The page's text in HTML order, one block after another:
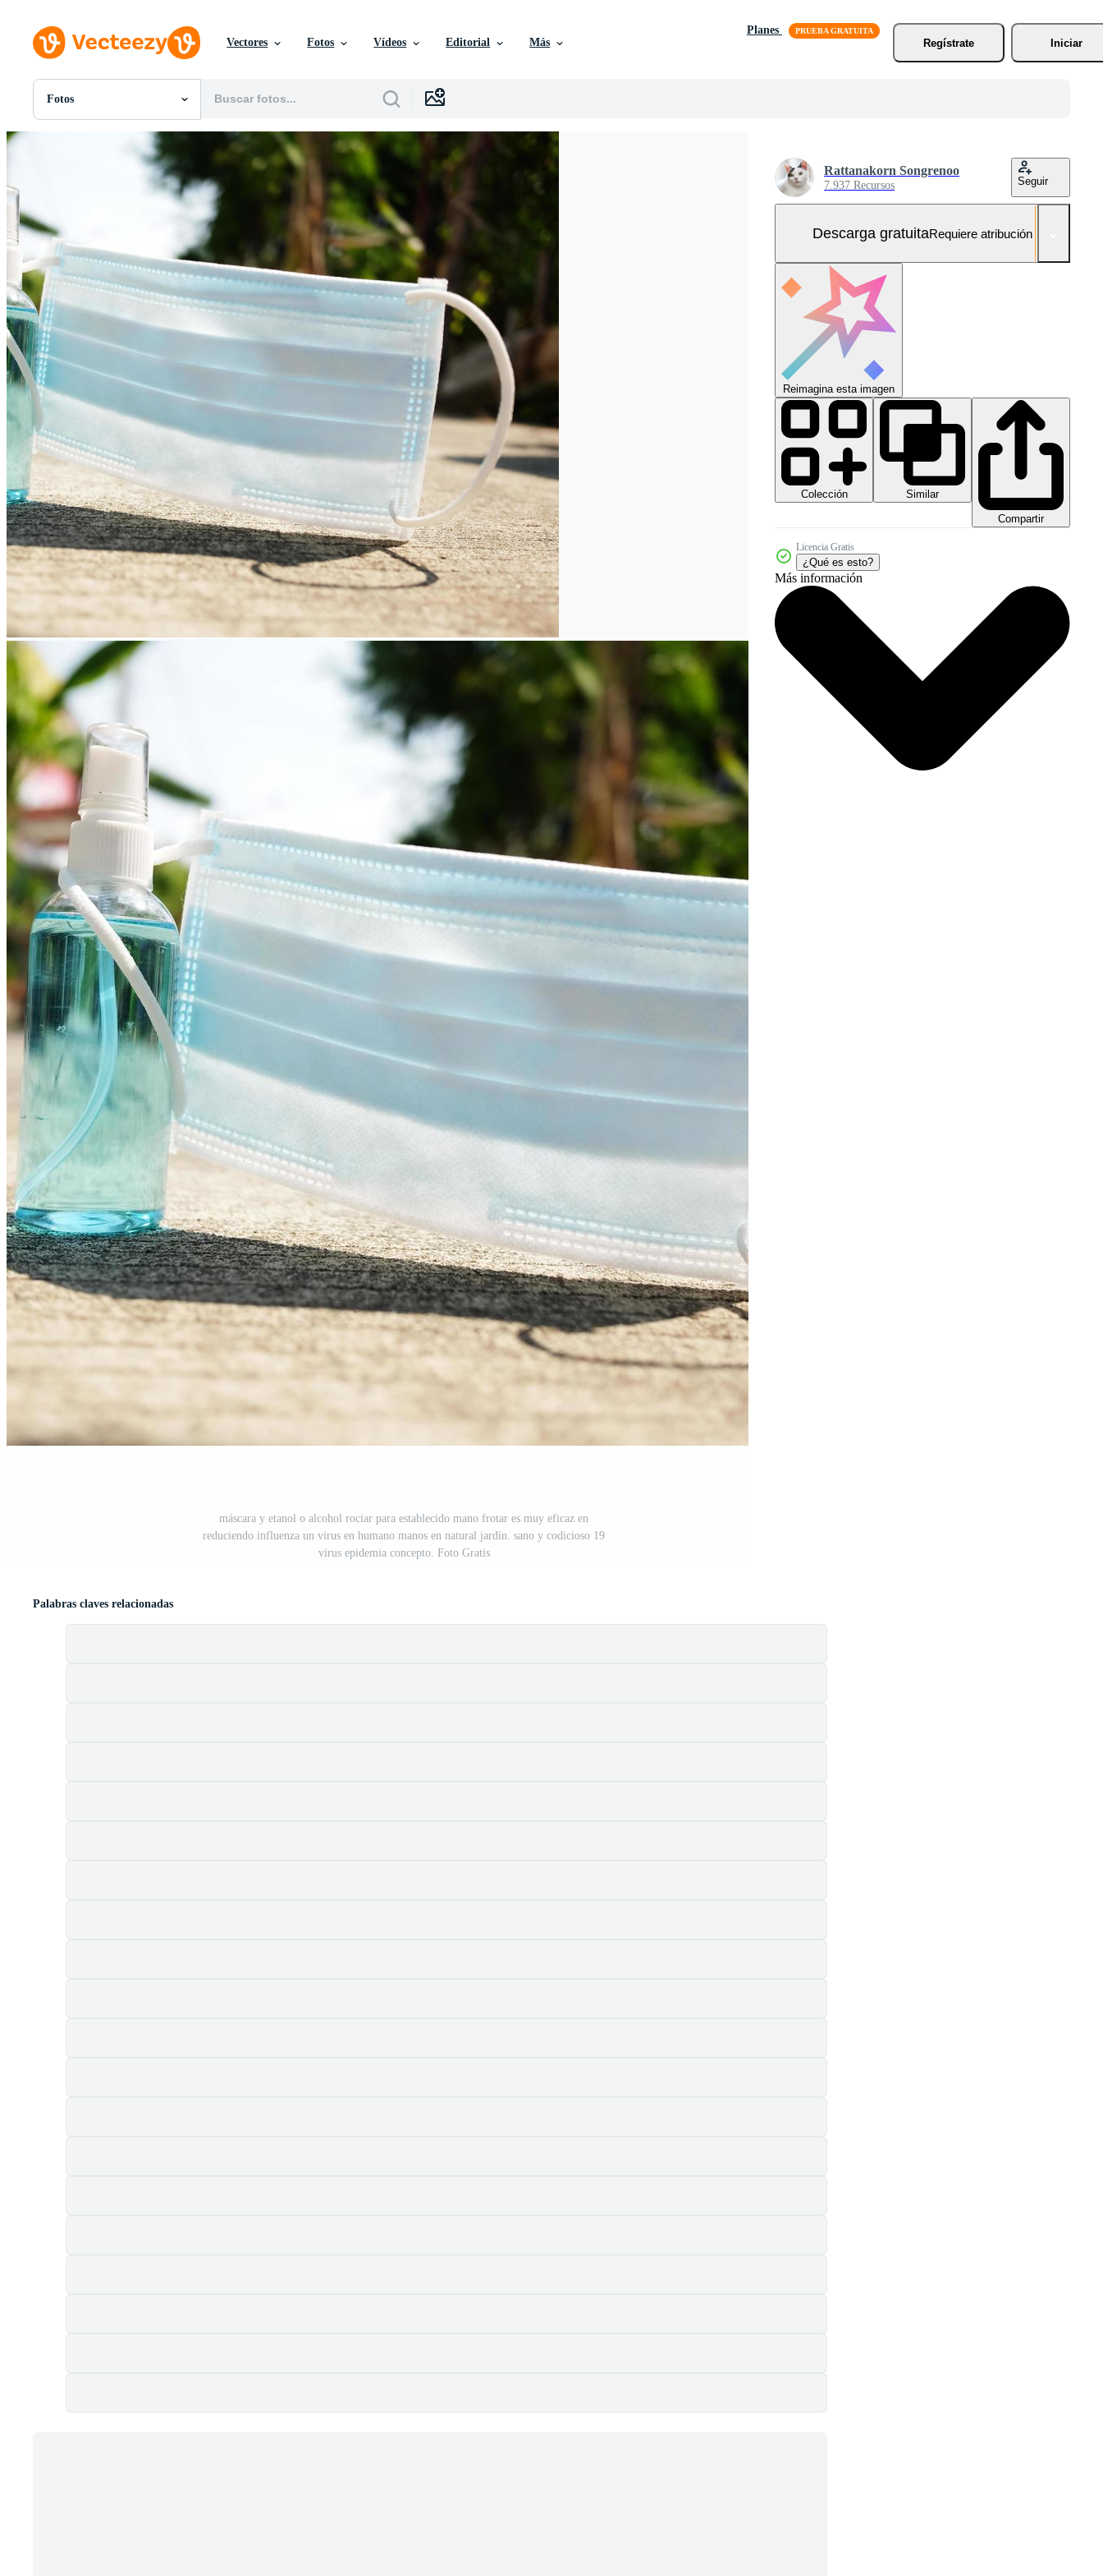
Vectores Fotos Vídeos Editorial Más
Planes
Regístrate
Iniciar
Fotos
Todas Imágenes
Gráficos en Movimiento
Imágenes Editoriales
Eventos Editoriales
máscara y etanol o alcohol rociar para establecido mano frotar es muy eficaz en
reduciendo influenza un virus en humano manos en natural jardín. sano y codicioso 19
virus epidemia concepto. Foto Gratis
Rattanakorn Songrenoo
7.937 Recursos Seguir
Descarga gratuitaRequiere atribución
Reimagina esta imagen
Colección
Similar
Compartir
Licencia Gratis
¿Qué es esto?
Más información
Palabras claves relacionadas